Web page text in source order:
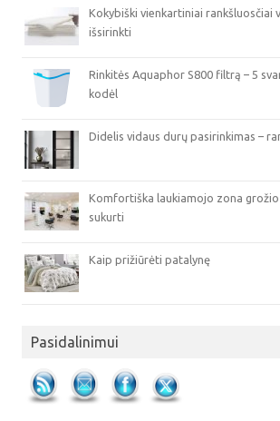
Kokybiški vienkartiniai rankšluosčiai
išsirinkti
Rinkitės Aquaphor S800 filtrą – 5
kodėl
Didelis vidaus durų pasirinkimas –
Komfortiška laukiamojo zona grožio
sukurti
Kaip prižiūrėti patalynę
Pasidalinimui